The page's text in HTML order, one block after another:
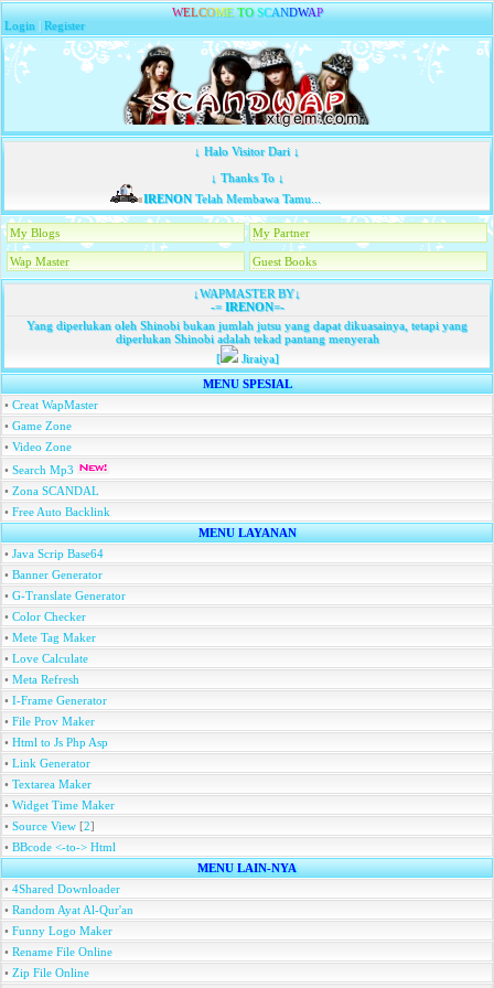
WELCOME TO SCANDWAP
Login |Register
↓ Halo Visitor Dari ↓
↓ Thanks To ↓
IRENONTelah Membawa Tamu...
My Blogs My Partner
Wap Master Guest Books
↓WAPMASTER BY↓
-=IRENON=-
Yang diperlukan oleh Shinobi bukan jumlah jutsu yang dapat dikuasainya, tetapi yang
diperlukan Shinobi adalah tekad pantang menyerah
[
Jiraiya]
MENU SPESIAL
• Creat WapMaster
• Game Zone
• Video Zone
• Search Mp3
• Zona SCANDAL
• Free Auto Backlink
MENU LAYANAN
• Java Scrip Base64
• Banner Generator
• G-Translate Generator
• Color Checker
• Mete Tag Maker
• Love Calculate
• Meta Refresh
• I-Frame Generator
• File Prov Maker
• Html to Js Php Asp
• Link Generator
• Textarea Maker
• Widget Time Maker
• Source View [2]
• BBcode <-to-> Html
MENU LAIN-NYA
• 4Shared Downloader
• Random Ayat Al-Qur'an
• Funny Logo Maker
• Rename File Online
• Zip File Online